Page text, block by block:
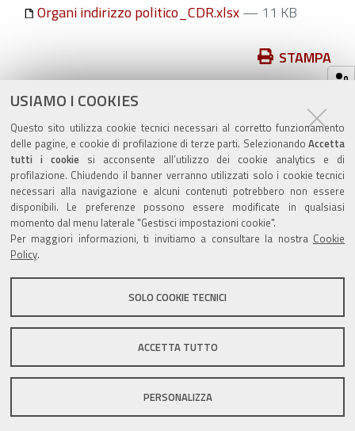
USIAMO I COOKIES
Questo sito utilizza cookie tecnici necessari al corretto funzionamento
delle pagine, e cookie di profilazione di terze parti. Selezionando Accetta
tutti i cookiesi acconsente all’utilizzo dei cookie analytics e di
profilazione. Chiudendo il banner verranno utilizzati solo i cookie tecnici
necessari alla navigazione e alcuni contenuti potrebbero non essere
disponibili. Le preferenze possono essere modificate in qualsiasi
momento dal menu laterale "Gestisci impostazioni cookie".
Per maggiori informazioni, ti invitiamo a consultare la nostra Cookie
Policy.
SOLO COOKIE TECNICI
ACCETTA TUTTO
PERSONALIZZA
Organi indirizzo politico_CDR.xlsx— 11 KB
sul
documento
STAMPA
ultima modifica
Valuta questo sito
Sito istituzionale Comune di Zola Predosa
Privacy policy|DPO|Accessibilità